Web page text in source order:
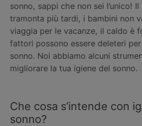
sonno, sappi che non sei l’unico!
tramonta più tardi, i bambini non
viaggia per le vacanze, il caldo è
fattori possono essere deleteri
sonno. Noi abbiamo alcuni
migliorare la tua igiene del sonno.
Che cosa s’intende con
sonno?